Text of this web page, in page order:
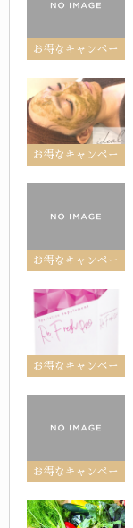
お得なキャンペー
お得なキャンペー
お得なキャンペー
お得なキャンペー
お得なキャンペー